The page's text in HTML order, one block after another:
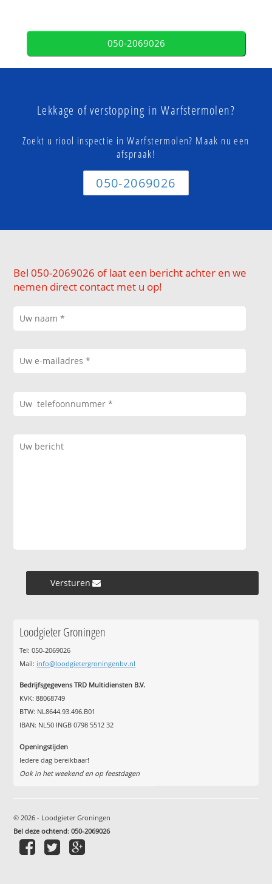
050-2069026
Lekkage of verstopping in Warfstermolen?
Zoekt u riool inspectie in Warfstermolen? Maak nu een
afspraak!
050-2069026
Bel 050-2069026 of laat een bericht achter en we
nemen direct contact met u op!
Versturen »
Loodgieter Groningen
Tel: 050-2069026
Mail: info@loodgietergroningenbv.nl
Bedrijfsgegevens TRD Multidiensten B.V.
KVK: 88068749
BTW: NL8644.93.496.B01
IBAN: NL50 INGB 0798 5512 32
Openingstijden
Iedere dag bereikbaar!
Ook in het weekend en op feestdagen
© 2026 - Loodgieter Groningen
Bel deze ochtend:050-2069026